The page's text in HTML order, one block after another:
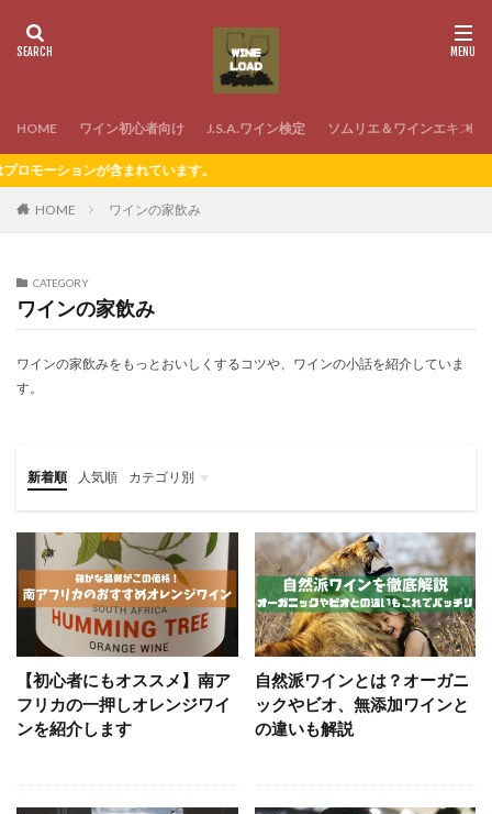
HOME ワイン初心者向け J.S.A.ワイン検定 ソムリエ＆ワインエキスパ
まれています。
HOME ワインの家飲み
CATEGORY
ワインの家飲み
ワインの家飲みをもっとおいしくするコツや、ワインの小話を紹介していま
す。
新着順 人気順
カテゴリ別
【初心者にもオススメ】南ア
フリカの一押しオレンジワイ
ンを紹介します
自然派ワインとは？オーガニ
ックやビオ、無添加ワインと
の違いも解説